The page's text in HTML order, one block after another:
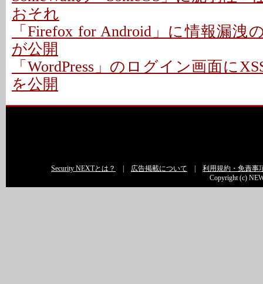
おそれ
「Firefox for Android」に情報漏洩
が公開
「WordPress」のログイン画面に
を公開
Security NEXTとは？ 広告掲載について
利用規約・免責事
Copyright (c)